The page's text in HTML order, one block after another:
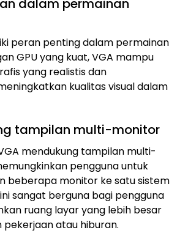
dalam permainan
peran penting dalam permainan
GPU yang kuat, VGA mampu
yang realistis dan
kualitas visual dalam
tampilan multi-monitor
mendukung tampilan multi-
pengguna untuk
beberapa monitor ke satu sistem
sangat berguna bagi pengguna
ruang layar yang lebih besar
atau hiburan.